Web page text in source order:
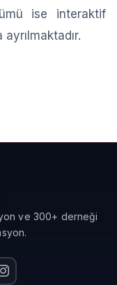
ise interaktif
ve 300+ derneği